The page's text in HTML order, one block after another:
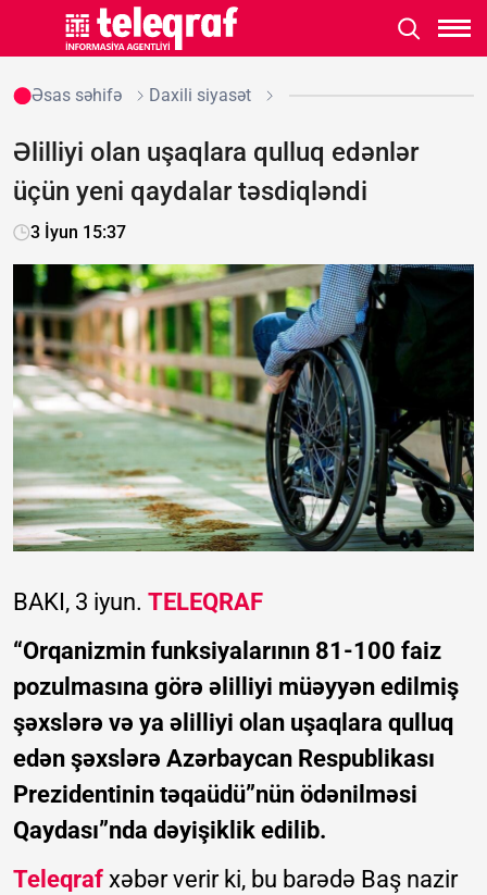
Əsas səhifə Daxili siyasət
Əlilliyi olan uşaqlara qulluq edənlər
üçün yeni qaydalar təsdiqləndi
3 İyun 15:37
BAKI, 3 iyun. TELEQRAF
“Orqanizmin funksiyalarının 81-100 faiz
pozulmasına görə əlilliyi müəyyən edilmiş
şəxslərə və ya əlilliyi olan uşaqlara qulluq
edən şəxslərə Azərbaycan Respublikası
Prezidentinin təqaüdü”nün ödənilməsi
Qaydası”nda dəyişiklik edilib.
Teleqraf xəbər verir ki, bu barədə Baş nazir